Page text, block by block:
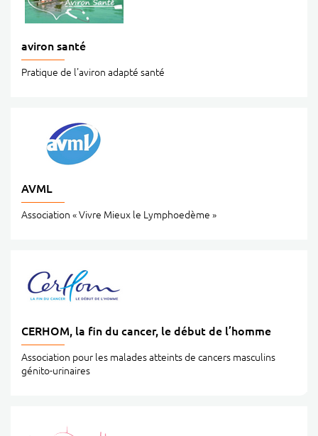
aviron santé
Pratique de l'aviron adapté santé
AVML
Association « Vivre Mieux le Lymphoedème »
CERHOM, la fin du cancer, le début de l’homme
Association pour les malades atteints de cancers masculins
génito-urinaires